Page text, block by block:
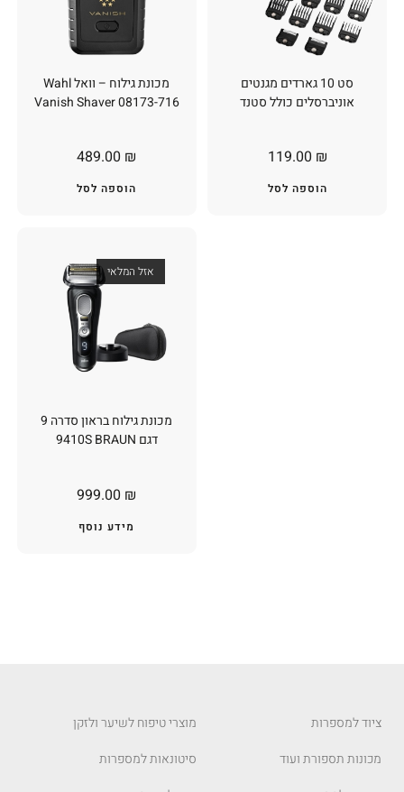
מכונת גילוח – וואל Wahl
Vanish Shaver 08173-716
489.00 ₪
הוספה לסל
סט 10 גארדים מגנטים
אוניברסלים כולל סטנד
119.00 ₪
הוספה לסל
אזל המלאי
מכונת גילוח בראון סדרה 9
דגם 9410S BRAUN
999.00 ₪
מידע נוסף
ציוד למספרות
מכונות תספורת ועוד
מוצרי טיפוח לשיער ולזקן
סיטונאות למספרות